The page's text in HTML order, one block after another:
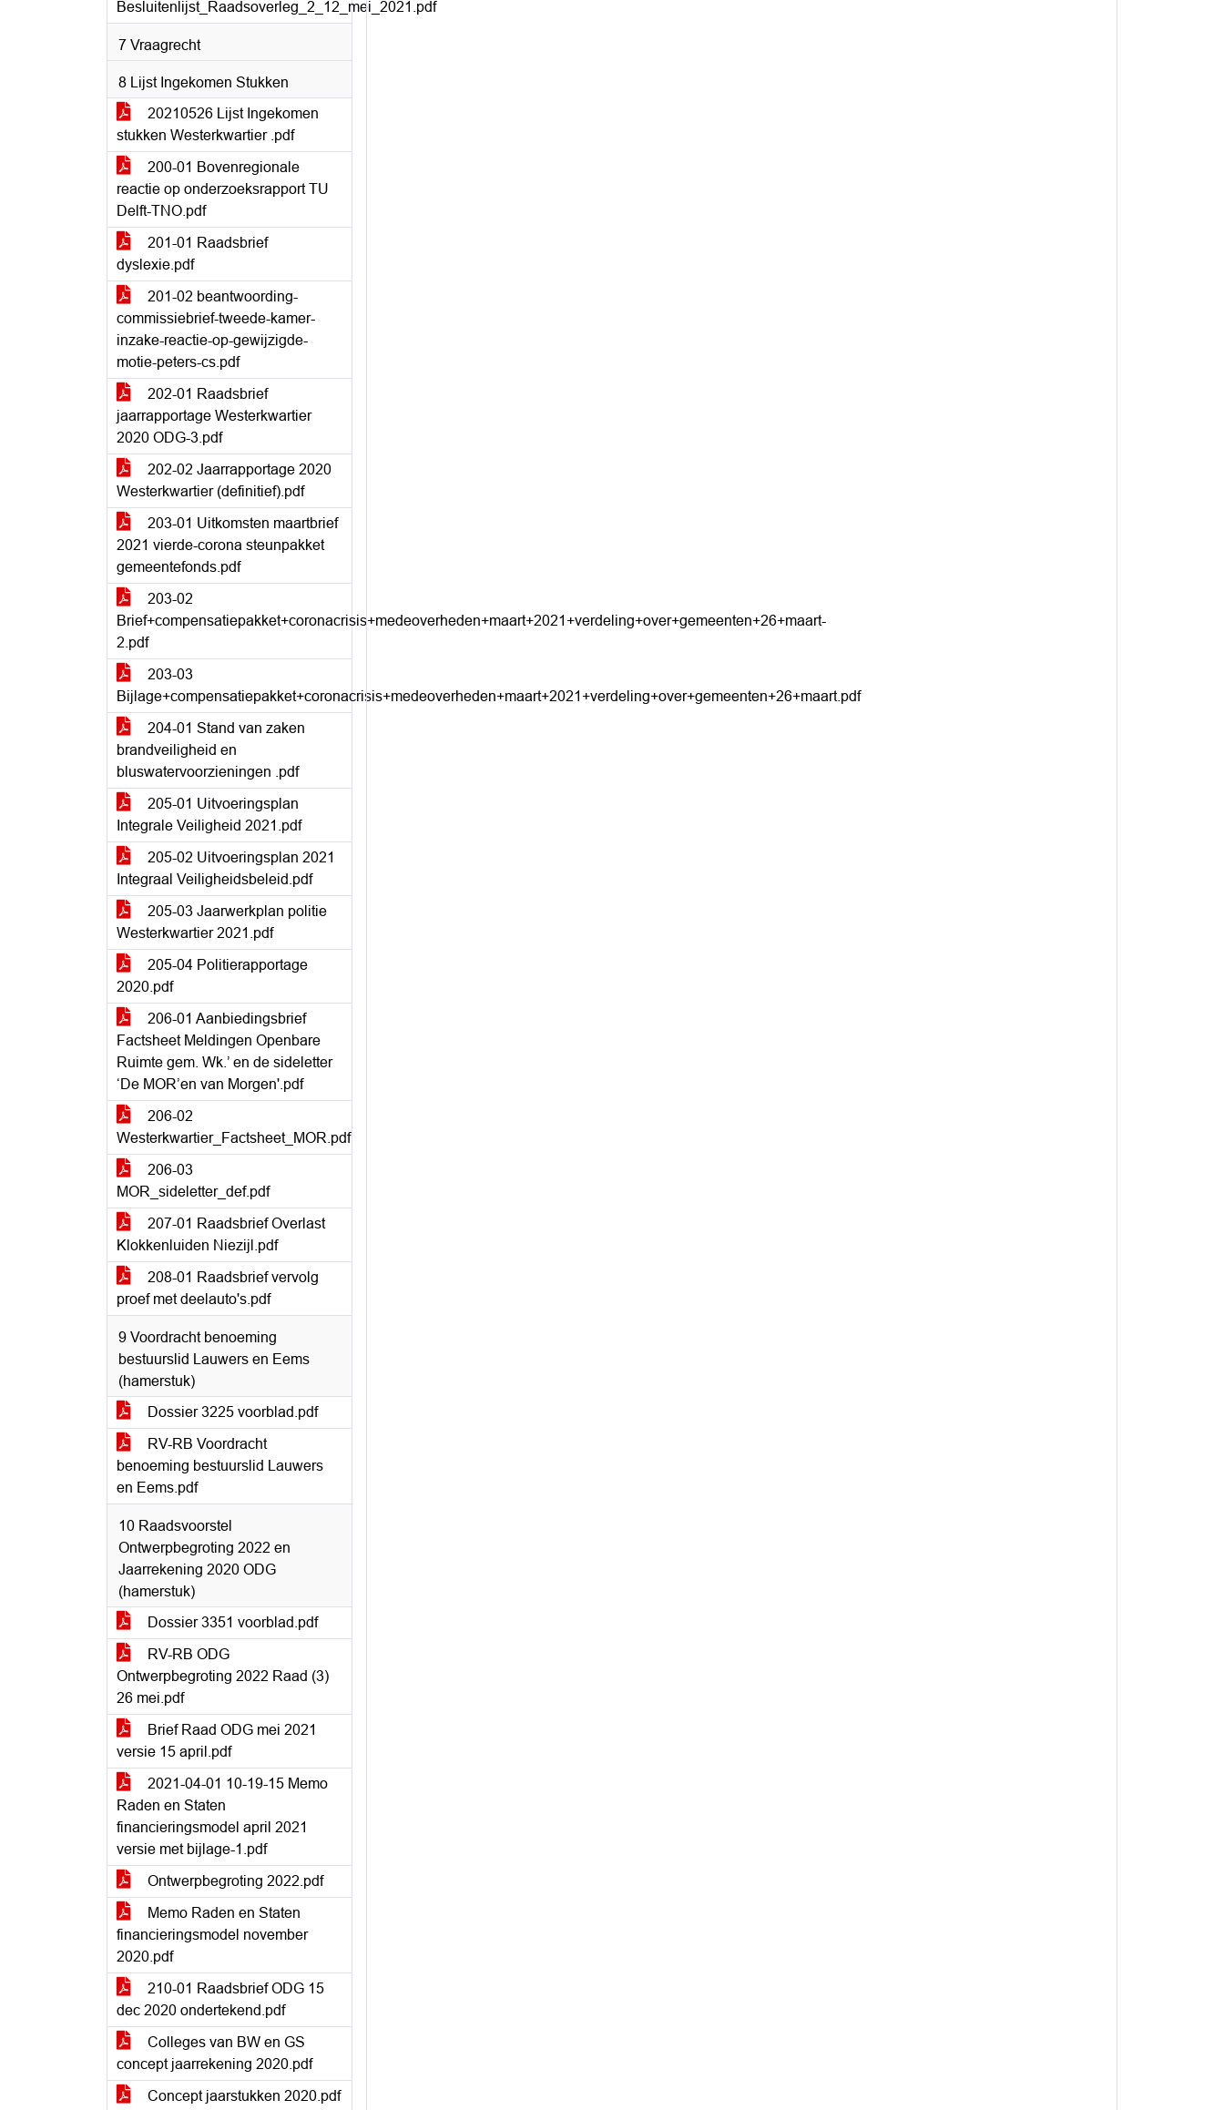
Besluitenlijst_Raadsoverleg_2_12_mei_2021.pdf
7 Vraagrecht
8 Lijst Ingekomen Stukken
20210526 Lijst Ingekomen
stukken Westerkwartier .pdf
200-01 Bovenregionale
reactie op onderzoeksrapport TU
Delft-TNO.pdf
201-01 Raadsbrief
dyslexie.pdf
201-02 beantwoording-
commissiebrief-tweede-kamer-
inzake-reactie-op-gewijzigde-
motie-peters-cs.pdf
202-01 Raadsbrief
jaarrapportage Westerkwartier
2020 ODG-3.pdf
202-02 Jaarrapportage 2020
Westerkwartier (definitief).pdf
203-01 Uitkomsten maartbrief
2021 vierde-corona steunpakket
gemeentefonds.pdf
203-02
Brief+compensatiepakket+coronacrisis+medeoverheden+maart+2021+verdeling+over+gemeenten+26+maart-
2.pdf
203-03
Bijlage+compensatiepakket+coronacrisis+medeoverheden+maart+2021+verdeling+over+gemeenten+26+maart.pdf
204-01 Stand van zaken
brandveiligheid en
bluswatervoorzieningen .pdf
205-01 Uitvoeringsplan
Integrale Veiligheid 2021.pdf
205-02 Uitvoeringsplan 2021
Integraal Veiligheidsbeleid.pdf
205-03 Jaarwerkplan politie
Westerkwartier 2021.pdf
205-04 Politierapportage
2020.pdf
206-01 Aanbiedingsbrief
Factsheet Meldingen Openbare
Ruimte gem. Wk.’ en de sideletter
‘De MOR’en van Morgen'.pdf
206-02
Westerkwartier_Factsheet_MOR.pdf
206-03
MOR_sideletter_def.pdf
207-01 Raadsbrief Overlast
Klokkenluiden Niezijl.pdf
208-01 Raadsbrief vervolg
proef met deelauto's.pdf
9 Voordracht benoeming
bestuurslid Lauwers en Eems
(hamerstuk)
Dossier 3225 voorblad.pdf
RV-RB Voordracht
benoeming bestuurslid Lauwers
en Eems.pdf
10 Raadsvoorstel
Ontwerpbegroting 2022 en
Jaarrekening 2020 ODG
(hamerstuk)
Dossier 3351 voorblad.pdf
RV-RB ODG
Ontwerpbegroting 2022 Raad (3)
26 mei.pdf
Brief Raad ODG mei 2021
versie 15 april.pdf
2021-04-01 10-19-15 Memo
Raden en Staten
financieringsmodel april 2021
versie met bijlage-1.pdf
Ontwerpbegroting 2022.pdf
Memo Raden en Staten
financieringsmodel november
2020.pdf
210-01 Raadsbrief ODG 15
dec 2020 ondertekend.pdf
Colleges van BW en GS
concept jaarrekening 2020.pdf
Concept jaarstukken 2020.pdf